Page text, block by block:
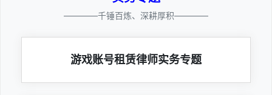
————千锤百炼、深耕厚积————
游戏账号租赁律师实务专题